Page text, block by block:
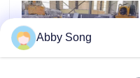
Abby Song